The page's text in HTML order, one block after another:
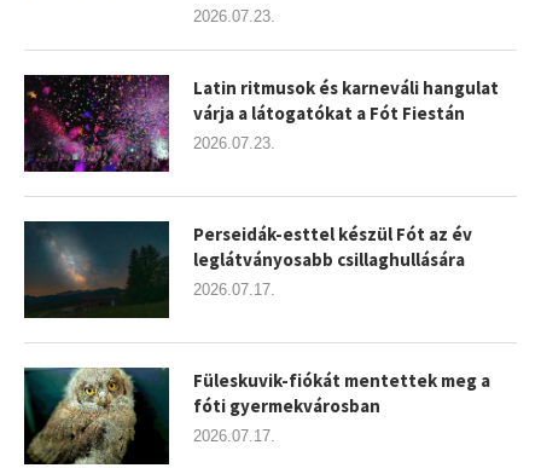
2026.07.23.
Latin ritmusok és karneváli hangulat
várja a látogatókat a Fót Fiestán
2026.07.23.
Perseidák-esttel készül Fót az év
leglátványosabb csillaghullására
2026.07.17.
Füleskuvik-fiókát mentettek meg a
fóti gyermekvárosban
2026.07.17.